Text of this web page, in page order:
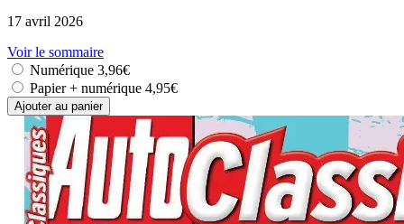
17 avril 2026
Voir le sommaire
Numérique 3,96€
Papier + numérique 4,95€